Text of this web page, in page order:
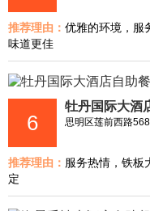
推荐理由： 优雅的环境，服
味道更佳
6
牡丹国际大酒
思明区莲前西路
推荐理由： 服务热情，铁板
定